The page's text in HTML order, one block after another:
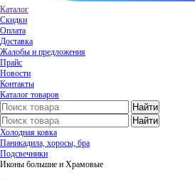
Каталог
Скидки
Оплата
Доставка
Жалобы и предложения
Прайс
Новости
Контакты
Каталог товаров
Холодная ковка
Паникадила, хоросы, бра
Подсвечники
Иконы большие и Храмовые